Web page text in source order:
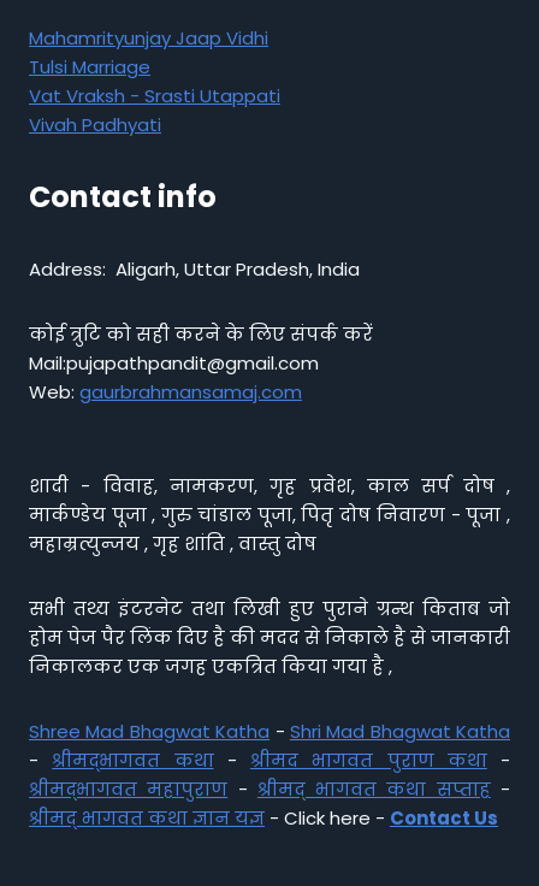
Mahamrityunjay Jaap Vidhi
Tulsi Marriage
Vat Vraksh - Srasti Utappati
Vivah Padhyati
Contact info
Address: Aligarh, Uttar Pradesh, India
कोई त्रुटि को सही करने के लिए संपर्क करें
Mail:pujapathpandit@gmail.com
Web: gaurbrahmansamaj.com
शादी - विवाह, नामकरण, गृह प्रवेश, काल सर्प दोष ,
मार्कण्डेय पूजा , गुरु चांडाल पूजा, पितृ दोष निवारण - पूजा ,
महाम्रत्युन्जय , गृह शांति , वास्तु दोष
सभी तथ्य इंटरनेट तथा लिखी हुए पुराने ग्रन्थ किताब जो
होम पेज पैर लिंक दिए है की मदद से निकाले है से जानकारी
निकालकर एक जगह एकत्रित किया गया है ,
Shree Mad Bhagwat Katha - Shri Mad Bhagwat Katha
- श्रीमद्भागवत कथा- श्रीमद भागवत पुराण कथा-
श्रीमद्भागवत महापुराण - श्रीमद् भागवत कथा सप्ताह-
श्रीमद् भागवत कथा ज्ञान यज्ञ - Click here - Contact Us